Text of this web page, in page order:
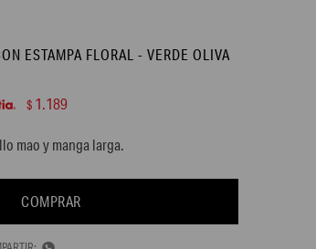
ESTAMPA FLORAL - VERDE OLIVA
$ 1.189
mao y manga larga.
COMPRAR